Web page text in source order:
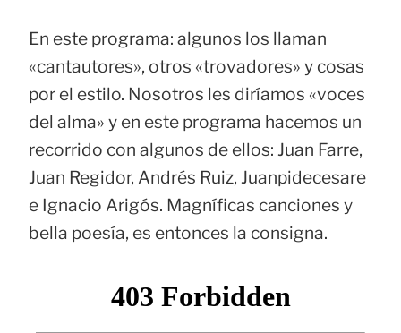
En este programa: algunos los llaman
«cantautores», otros «trovadores» y cosas
por el estilo. Nosotros les diríamos «voces
del alma» y en este programa hacemos un
recorrido con algunos de ellos: Juan Farre,
Juan Regidor, Andrés Ruiz, Juanpidecesare
e Ignacio Arigós. Magníficas canciones y
bella poesía, es entonces la consigna.